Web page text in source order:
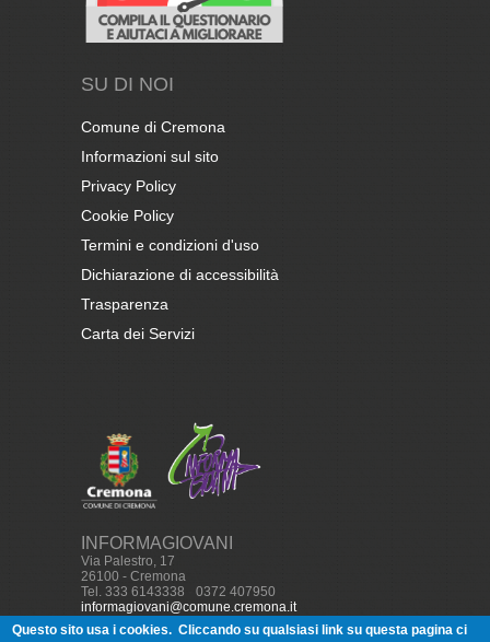
SU DI NOI
Comune di Cremona
Informazioni sul sito
Privacy Policy
Cookie Policy
Termini e condizioni d'uso
Dichiarazione di accessibilità
Trasparenza
Carta dei Servizi
INFORMAGIOVANI
Via Palestro, 17
26100 - Cremona
Tel. 333 6143338
0372 407950
informagiovani@comune.cremona.it
Questo sito usa i cookies. Cliccando su qualsiasi link su questa pagina ci